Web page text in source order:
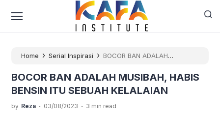
Home › Serial Inspirasi › BOCOR BAN ADALAH
BOCOR BAN ADALAH MUSIBAH, HABIS
BENSIN ITU SEBUAH KELALAIAN
by Reza . 03/08/2023 . 3 min read